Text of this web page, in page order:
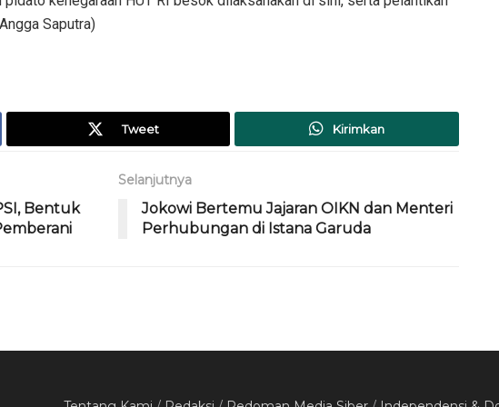
Saputra)
Tweet Kirimkan
Bentuk
Selanjutnya
Jokowi Bertemu Jajaran OIKN dan Menteri
Perhubungan di Istana Garuda